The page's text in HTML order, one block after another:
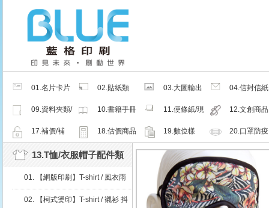
01.名片卡片
02.貼紙類
03.大圖輸出
04.信封信紙
09.資料夾類/
夾鏈密封袋
10.書籍手冊
11.便條紙/現
成品
12.文創商品
17.補價/補
18.估價商品 19.數位樣
20.口罩防疫
周邊商品
13.T恤/衣服帽子配件類
01. 【網版印刷】T-shirt / 風衣雨
02. 【柯式燙印】T-shirt / 襯衫 抖